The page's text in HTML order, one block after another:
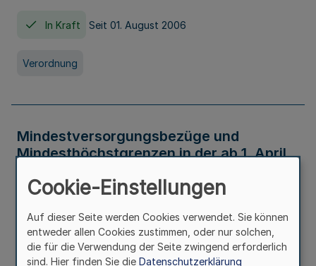
In Kraft Seit 01. August 2006
Verordnung
Mindestversorgungsbezüge und
Mindesthöchstgrenzen in der ab 1. April
Verwaltungsvorschrift
Cookie-Einstellungen
Auf dieser Seite werden Cookies verwendet. Sie können
entweder allen Cookies zustimmen, oder nur solchen,
die für die Verwendung der Seite zwingend erforderlich
sind. Hier finden Sie die Datenschutzerklärung